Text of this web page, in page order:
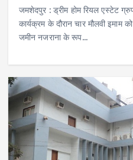
जमशेदपुर : ड्रीम होम रियल एस्टेट
कार्यक्रम के दौरान चार मौलवी
जमीन नजराना के रूप…